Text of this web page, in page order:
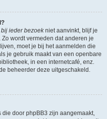
ieder bezoekniet aanvinkt, blijf je
wordt vermeden dat anderen je
moet je bij het aanmelden die
je gebruik maakt van een openbare
in een internetcafé, enz.
beheerder deze uitgeschakeld.
door phpBB3 zijn aangemaakt,